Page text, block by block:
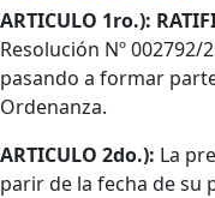
Cuerpo
ARTICULO 1ro.):
Resolución Nº
pasando a formar
Ordenanza.
ARTICULO 2do.): La
parir de la fecha de su